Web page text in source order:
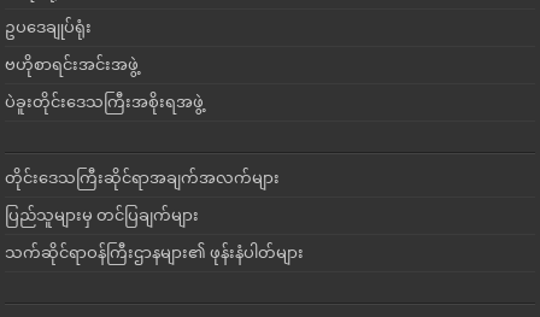
ဥပဒေချုပ်ရုံး
ဗဟိုစာရင်းအင်းအဖွဲ့
ပဲခူးတိုင်းဒေသကြီးအစိုးရအဖွဲ့
တိုင်းဒေသကြီးဆိုင်ရာအချက်အလက်များ
ပြည်သူများမှ တင်ပြချက်များ
သက်ဆိုင်ရာဝန်ကြီးဌာနများ၏ ဖုန်းနံပါတ်များ